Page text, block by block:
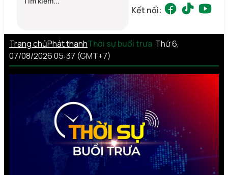
Kết nối:
Trang chủPhát thanhThời sự buổi trưa Thứ 6,
07/08/2026 05:37 (GMT+7)